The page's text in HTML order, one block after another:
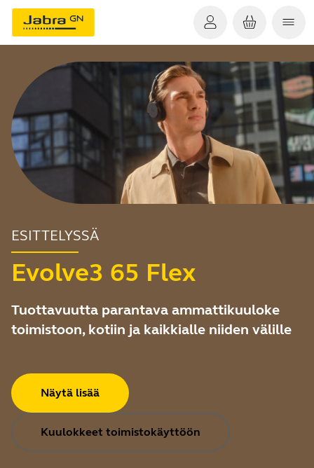
ESITTELYSSÄ
Evolve3 65 Flex
Tuottavuutta parantava ammattikuuloke
toimistoon, kotiin ja kaikkialle niiden välille
Näytä lisää
Kuulokkeet toimistokäyttöön